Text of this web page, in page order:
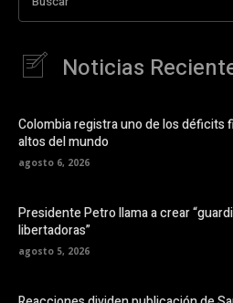
Noticias
Colombia registra uno de los déficits
altos del mundo
agosto 6, 2026
Presidente Petro llama a crear
libertadoras”
agosto 5, 2026